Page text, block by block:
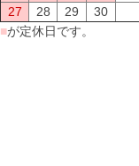
27
28 29
30
■が定休日です。